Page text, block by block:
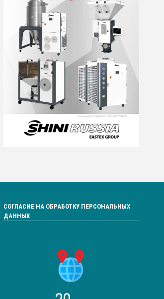
СОГЛАСИЕ НА ОБРАБОТКУ ПЕРСОНАЛЬНЫХ
ДАННЫХ